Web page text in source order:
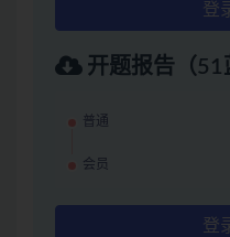
登
开题报告（51
普通
会员
登